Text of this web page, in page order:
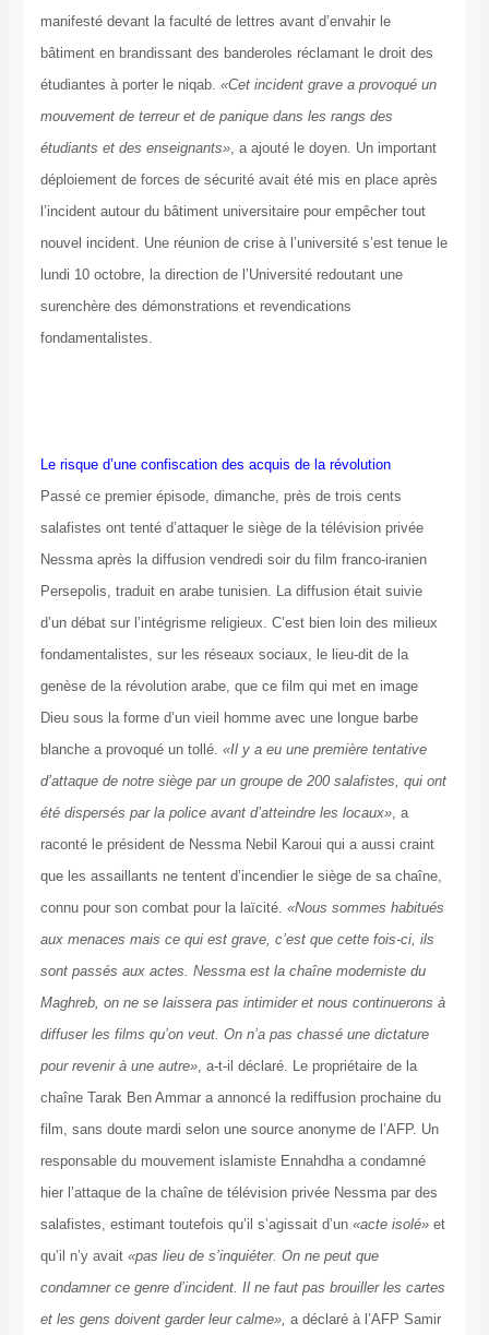
manifesté devant la faculté de lettres avant d’envahir le
bâtiment en brandissant des banderoles réclamant le droit des
étudiantes à porter le niqab. «Cet incident grave a provoqué un
mouvement de terreur et de panique dans les rangs des
étudiants et des enseignants», a ajouté le doyen. Un important
déploiement de forces de sécurité avait été mis en place après
l’incident autour du bâtiment universitaire pour empêcher tout
nouvel incident. Une réunion de crise à l’université s’est tenue le
lundi 10 octobre, la direction de l’Université redoutant une
surenchère des démonstrations et revendications
fondamentalistes.
Le risque d’une confiscation des acquis de la révolution
Passé ce premier épisode, dimanche, près de trois cents
salafistes ont tenté d’attaquer le siège de la télévision privée
Nessma après la diffusion vendredi soir du film franco-iranien
Persepolis, traduit en arabe tunisien. La diffusion était suivie
d’un débat sur l’intégrisme religieux. C’est bien loin des milieux
fondamentalistes, sur les réseaux sociaux, le lieu-dit de la
genèse de la révolution arabe, que ce film qui met en image
Dieu sous la forme d’un vieil homme avec une longue barbe
blanche a provoqué un tollé. «Il y a eu une première tentative
d’attaque de notre siège par un groupe de 200 salafistes, qui ont
été dispersés par la police avant d’atteindre les locaux», a
raconté le président de Nessma Nebil Karoui qui a aussi craint
que les assaillants ne tentent d’incendier le siège de sa chaîne,
connu pour son combat pour la laïcité. «Nous sommes habitués
aux menaces mais ce qui est grave, c’est que cette fois-ci, ils
sont passés aux actes. Nessma est la chaîne moderniste du
Maghreb, on ne se laissera pas intimider et nous continuerons à
diffuser les films qu’on veut. On n’a pas chassé une dictature
pour revenir à une autre», a-t-il déclaré. Le propriétaire de la
chaîne Tarak Ben Ammar a annoncé la rediffusion prochaine du
film, sans doute mardi selon une source anonyme de l’AFP. Un
responsable du mouvement islamiste Ennahdha a condamné
hier l’attaque de la chaîne de télévision privée Nessma par des
salafistes, estimant toutefois qu’il s’agissait d’un «acte isolé»et
qu’il n’y avait «pas lieu de s’inquiéter. On ne peut que
condamner ce genre d’incident. Il ne faut pas brouiller les cartes
et les gens doivent garder leur calme», a déclaré à l’AFP Samir